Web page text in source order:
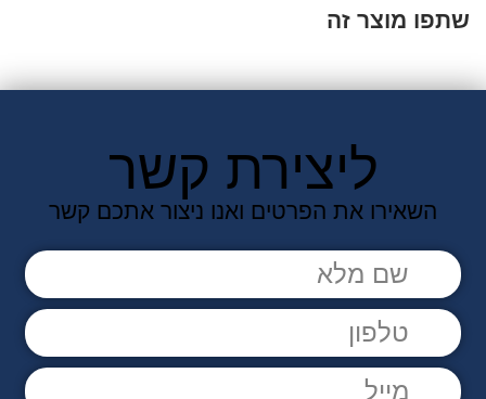
לכלב
שתפו מוצר זה
ליצירת קשר
השאירו את הפרטים ואנו ניצור אתכם קשר